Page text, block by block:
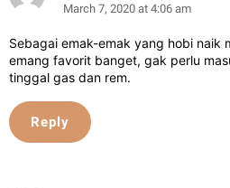
March 7, 2020 at 4:06 am
Sebagai emak-emak yang hobi naik
emang favorit banget, gak perlu
tinggal gas dan rem.
Reply